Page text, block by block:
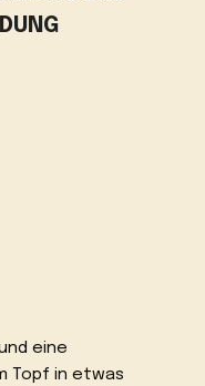
eine
Topf in etwas